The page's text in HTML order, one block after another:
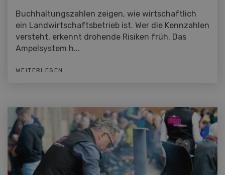
Buchhaltungszahlen zeigen, wie wirtschaftlich
ein Landwirtschaftsbetrieb ist. Wer die Kennzahlen
versteht, erkennt drohende Risiken früh. Das
Ampelsystem h...
WEITERLESEN